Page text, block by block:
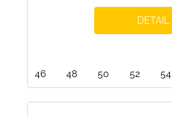
DETAIL
46 48 50 52 54